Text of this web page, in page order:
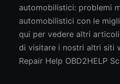
automobilistici: problemi
automobilistici con le
qui per vedere altri
di visitare i nostri altri siti
Repair Help OBD2HELP